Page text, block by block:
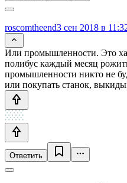
roscomtheend3 сен 2018 в
Или промышленности. Это
полибус каждый месяц
промышленности никто не
или покупать станок,
Ответить